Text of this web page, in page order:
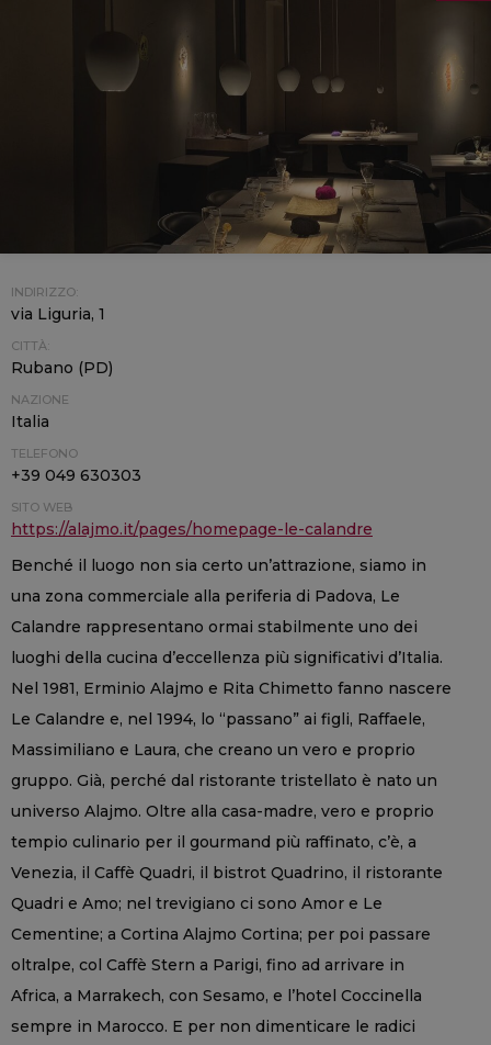
INDIRIZZO:
via Liguria, 1
CITTÀ:
Rubano (PD)
NAZIONE
Italia
TELEFONO
+39 049 630303
SITO WEB
https://alajmo.it/pages/homepage-le-calandre
Benché il luogo non sia certo un’attrazione, siamo in
una zona commerciale alla periferia di Padova, Le
Calandre rappresentano ormai stabilmente uno dei
luoghi della cucina d’eccellenza più significativi d’Italia.
Nel 1981, Erminio Alajmo e Rita Chimetto fanno nascere
Le Calandre e, nel 1994, lo “passano” ai figli, Raffaele,
Massimiliano e Laura, che creano un vero e proprio
gruppo. Già, perché dal ristorante tristellato è nato un
universo Alajmo. Oltre alla casa-madre, vero e proprio
tempio culinario per il gourmand più raffinato, c’è, a
Venezia, il Caffè Quadri, il bistrot Quadrino, il ristorante
Quadri e Amo; nel trevigiano ci sono Amor e Le
Cementine; a Cortina Alajmo Cortina; per poi passare
oltralpe, col Caffè Stern a Parigi, fino ad arrivare in
Africa, a Marrakech, con Sesamo, e l’hotel Coccinella
sempre in Marocco. E per non dimenticare le radici